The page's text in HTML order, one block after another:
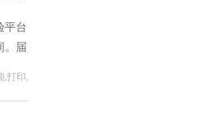
平台
。届
,打印,